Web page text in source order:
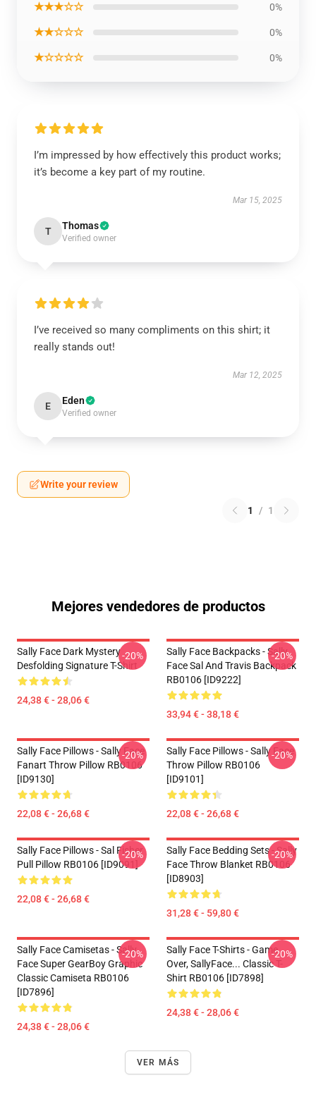
★★★☆☆ 0%
★★☆☆☆ 0%
★☆☆☆☆ 0%
I’m impressed by how effectively this product works;
it’s become a key part of my routine.
Mar 15, 2025
T Thomas
Verified owner
I’ve received so many compliments on this shirt; it
really stands out!
Mar 12, 2025
E Eden
Verified owner
Write your review
1 / 1
Mejores vendedores de productos
Sally Face Dark Mystery
Desfolding Signature T-Shirt
24,38 € - 28,06 €
-20%
Sally Face Backpacks - Sally
Face Sal And Travis Backpack
RB0106 [ID9222]
33,94 € - 38,18 €
-20%
Sally Face Pillows - Sally Face
Fanart Throw Pillow RB0106
[ID9130]
22,08 € - 26,68 €
-20%
Sally Face Pillows - Sally Face
Throw Pillow RB0106
[ID9101]
22,08 € - 26,68 €
-20%
Sally Face Pillows - Sal Fisher
Pull Pillow RB0106 [ID9091]
22,08 € - 26,68 €
-20%
Sally Face Bedding Sets - Sally
Face Throw Blanket RB0106
[ID8903]
31,28 € - 59,80 €
-20%
Sally Face Camisetas - Sally
Face Super GearBoy Graphic
Classic Camiseta RB0106
[ID7896]
24,38 € - 28,06 €
-20%
Sally Face T-Shirts - Game
Over, SallyFace... Classic T-
Shirt RB0106 [ID7898]
24,38 € - 28,06 €
-20%
VER MÁS